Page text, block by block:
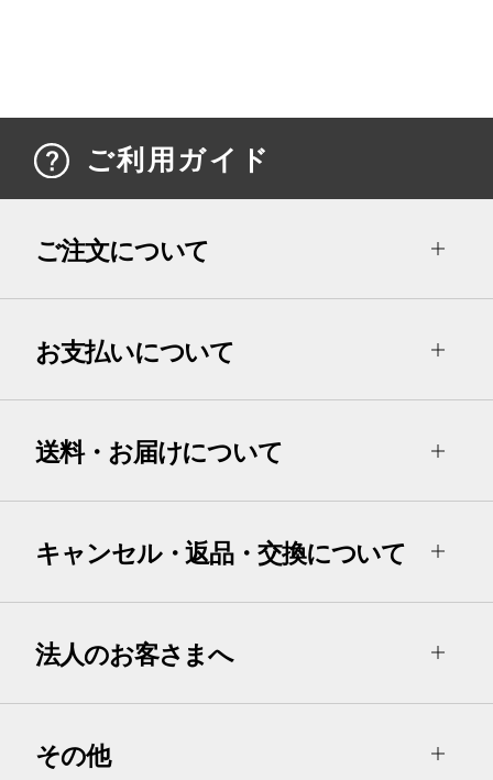
ご利用ガイド
ご注文について
お支払いについて
送料・お届けについて
キャンセル・返品・交換について
法人のお客さまへ
その他